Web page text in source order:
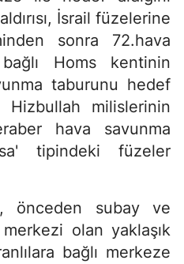
İsrail füzelerine
sonra 72.hava
Homs kentinin
taburunu hedef
Hizbullah milislerinin
hava savunma
tipindeki füzeler
önceden subay ve
olan yaklaşık
bağlı merkeze